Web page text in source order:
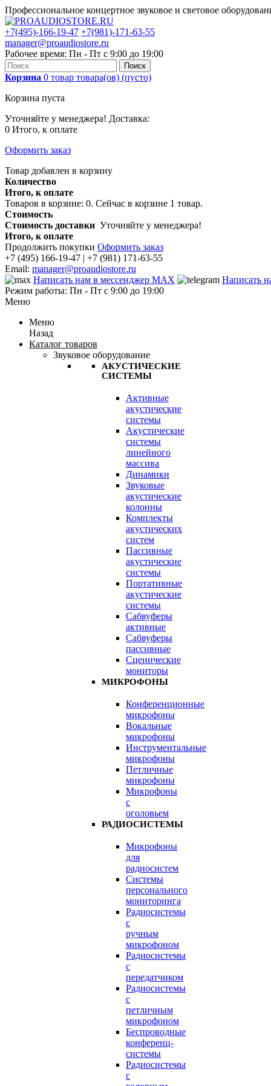
Профессиональное концертное звуковое и световое
+7(495)-166-19-47 +7(981)-171-63-55
manager@proaudiostore.ru
Рабочее время: Пн - Пт с 9:00 до 19:00
Поиск
Корзина 0 товар товара(ов) (пусто)
Корзина пуста
Уточняйте у менеджера! Доставка:
0 Итого, к оплате
Оформить заказ
Товар добавлен в корзину
Количество
Итого, к оплате
Товаров в корзине: 0. Сейчас в корзине 1 товар.
Стоимость
Стоимость доставки Уточняйте у менеджера!
Итого, к оплате
Продолжить покупки Оформить заказ
+7 (495) 166-19-47 | +7 (981) 171-63-55
Email: manager@proaudiostore.ru
Написать нам в мессенджер MAX
Написать
Режим работы: Пн - Пт с 9:00 до 19:00
Меню
Меню
Назад
Каталог товаров
Звуковое оборудование
АКУСТИЧЕСКИЕ
СИСТЕМЫ
Активные
акустические
системы
Акустические
системы
линейного
массива
Динамики
Звуковые
акустические
колонны
Комплекты
акустических
систем
Пассивные
акустические
системы
Портативные
акустические
системы
Сабвуферы
активные
Сабвуферы
пассивные
Сценические
мониторы
МИКРОФОНЫ
Конференционные
микрофоны
Вокальные
микрофоны
Инструментальные
микрофоны
Петличные
микрофоны
Микрофоны
с
оголовьем
РАДИОСИСТЕМЫ
Микрофоны
для
радиосистем
Системы
персонального
мониторинга
Радиосистемы
c
ручным
микрофоном
Радиосистемы
с
передатчиком
Радиосистемы
с
петличным
микрофоном
Беспроводные
конференц-
системы
Радиосистемы
с